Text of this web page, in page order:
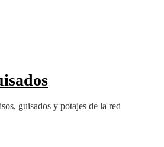
guisados y potajes de la red